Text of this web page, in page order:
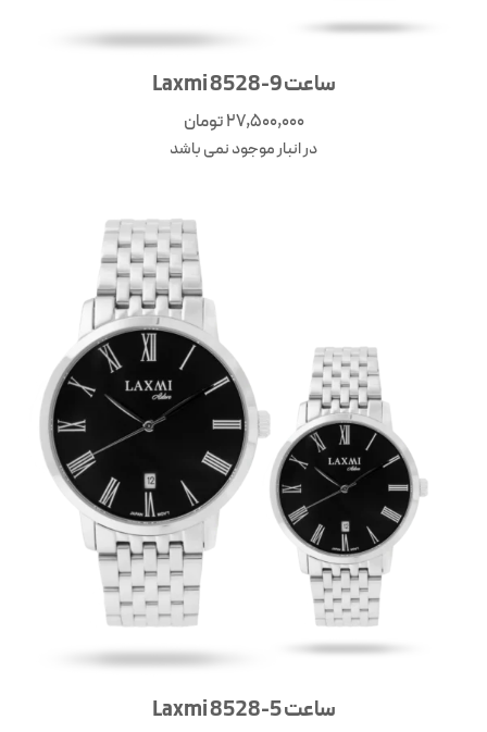
ساعت Laxmi 8528-9
27,500,000تومان
در انبار موجود نمی باشد
ساعت Laxmi 8528-5